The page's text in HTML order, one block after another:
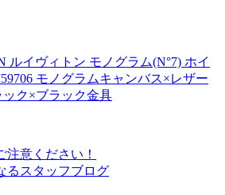
ルイヴィトン モノグラム(N°7) ホイ
モノグラムキャンバス×レザー
ク×ブラック金具